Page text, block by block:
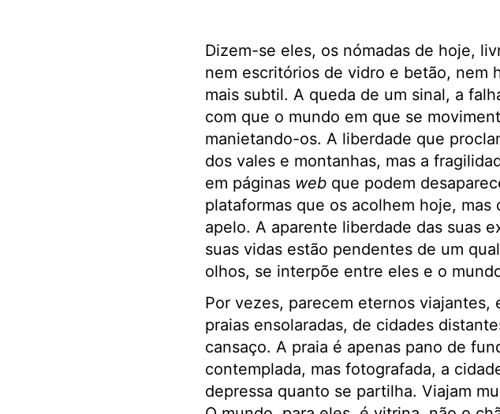
Dizem-se eles, os nómadas de hoje,
nem escritórios de vidro e betão, nem
mais subtil. A queda de um sinal, a
com que o mundo em que se
manietando-os. A liberdade que
dos vales e montanhas, mas a
em páginas webque podem
plataformas que os acolhem hoje,
apelo. A aparente liberdade das suas
suas vidas estão pendentes de um
olhos, se interpõe entre eles e o
Por vezes, parecem eternos
praias ensolaradas, de cidades
cansaço. A praia é apenas pano de
contemplada, mas fotografada, a
depressa quanto se partilha. Viajam